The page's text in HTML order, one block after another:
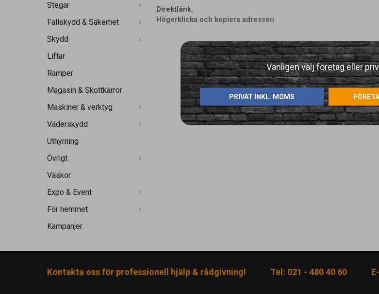
Stegar
Fallskydd & Säkerhet
Skydd
Liftar
Ramper
Magasin & Skottkärror
Maskiner & verktyg
Väderskydd
Uthyrning
Övrigt
Väskor
Expo & Event
För hemmet
Kampanjer
Vänligen välj företag eller
PRIVAT INKL. MOMS
Direktlänk:
Högerklicka och kopiera adressen
Kontakta oss för professionell hjälp & rådgivning! Tel: 021 - 480 40 60